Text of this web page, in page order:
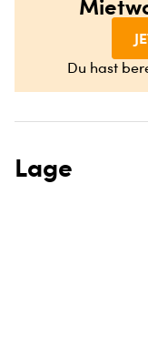
Du hast
Lage